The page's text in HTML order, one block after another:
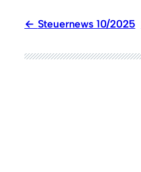
Steuernews 10/2025